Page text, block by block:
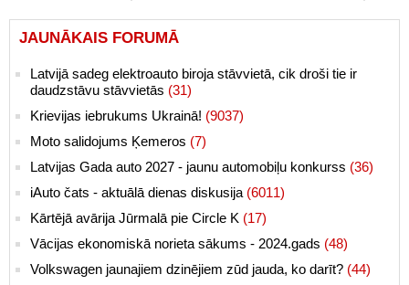
JAUNĀKAIS FORUMĀ
Latvijā sadeg elektroauto biroja stāvvietā, cik droši tie ir
daudzstāvu stāvvietās (31)
Krievijas iebrukums Ukrainā! (9037)
Moto salidojums Ķemeros (7)
Latvijas Gada auto 2027 - jaunu automobiļu konkurss (36)
iAuto čats - aktuālā dienas diskusija (6011)
Kārtējā avārija Jūrmalā pie Circle K (17)
Vācijas ekonomiskā norieta sākums - 2024.gads (48)
Volkswagen jaunajiem dzinējiem zūd jauda, ko darīt? (44)